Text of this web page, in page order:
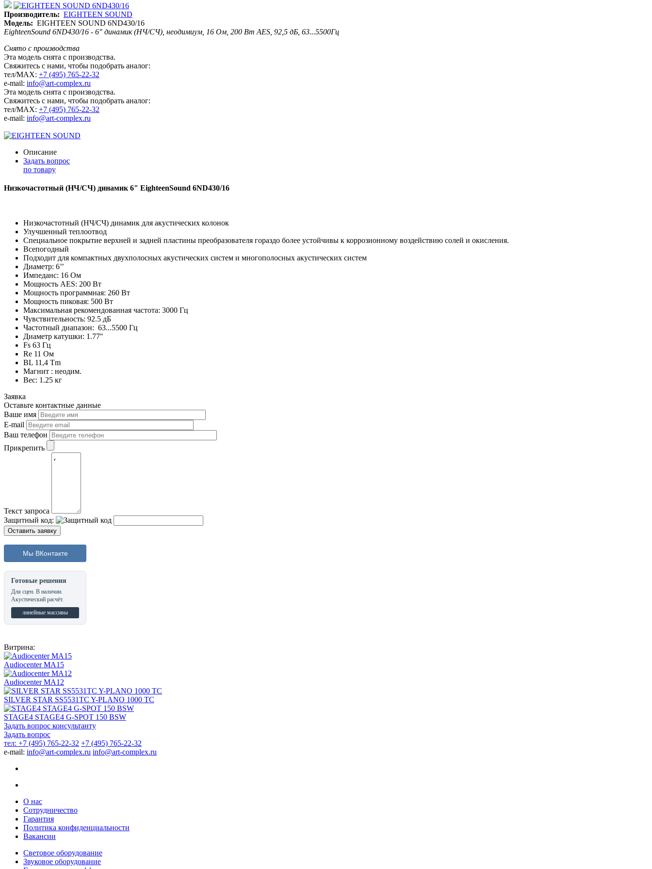
Производитель: EIGHTEEN SOUND
Модель: EIGHTEEN SOUND 6ND430/16
EighteenSound 6ND430/16 - 6" динамик (НЧ/СЧ), неодимиум, 16 Ом, 200 Вт AES, 92,5 дБ, 63...5500Гц
Снято с производства
Эта модель снята с производства.
Свяжитесь с нами, чтобы подобрать аналог:
тел/MAX: +7 (495) 765-22-32
e-mail: info@art-complex.ru
Эта модель снята с производства.
Свяжитесь с нами, чтобы подобрать аналог:
тел/MAX: +7 (495) 765-22-32
e-mail: info@art-complex.ru
Описание
Задать вопрос
по товару
Низкочастотный (НЧ/СЧ) динамик 6" EighteenSound 6ND430/16
Низкочастотный (НЧ/СЧ) динамик для акустических колонок
Улучшенный теплоотвод
Специальное покрытие верхней и задней пластины преобразователя гораздо более устойчивы к коррозионному воздействию солей и окисления.
Всепогодный
Подходит для компактных двухполосных акустических систем и многополосных акустических систем
Диаметр: 6’’
Импеданс: 16 Ом
Мощность AES: 200 Вт
Мощность программная: 260 Вт
Мощность пиковая: 500 Вт
Максимальная рекомендованная частота: 3000 Гц
Чувствительность: 92.5 дБ
Частотный диапазон: 63...5500 Гц
Диаметр катушки: 1.77"
Fs 63 Гц
Re 11 Ом
BL 11,4 Tm
Магнит : неодим.
Вес: 1.25 кг
Заявка
Оставьте контактные данные
Ваше имя
E-mail
Ваш телефон
Прикрепить
Текст запроса
Защитный код:
Мы ВКонтакте
Готовые решения
Для сцен. В наличии.
Акустический расчёт.
линейные массивы
Витрина:
Audiocenter MA15
Audiocenter MA12
SILVER STAR SS5531TC Y-PLANO 1000 TC
STAGE4 STAGE4 G-SPOT 150 BSW
Задать вопрос консультанту
Задать вопрос
тел: +7 (495) 765-22-32 +7 (495) 765-22-32
e-mail: info@art-complex.ru info@art-complex.ru
О нас
Сотрудничество
Гарантия
Политика конфиденциальности
Вакансии
Световое оборудование
Звуковое оборудование